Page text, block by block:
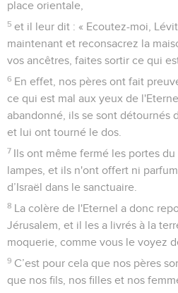
place orientale,
5 et il leur dit : « Ecoutez-moi,
maintenant et reconsacrez la
vos ancêtres, faites sortir ce qui
6 En effet, nos pères ont fait
ce qui est mal aux yeux de
abandonné, ils se sont détournés
et lui ont tourné le dos.
7 Ils ont même fermé les portes
lampes, et ils n'ont offert ni
d’Israël dans le sanctuaire.
8 La colère de l'Eternel a donc
Jérusalem, et il les a livrés à la
moquerie, comme vous le voyez
9 C’est pour cela que nos pères
que nos fils, nos filles et nos